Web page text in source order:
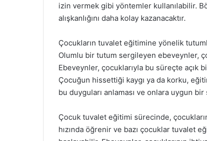
izin vermek gibi yöntemler kullanılabilir.
alışkanlığını daha kolay kazanacaktır.
Çocukların tuvalet eğitimine yönelik
Olumlu bir tutum sergileyen ebeveynler,
Ebeveynler, çocuklarıyla bu süreçte açık
Çocuğun hissettiği kaygı ya da korku,
bu duyguları anlaması ve onlara uygun
Çocuk tuvalet eğitimi sürecinde,
hızında öğrenir ve bazı çocuklar tuvalet